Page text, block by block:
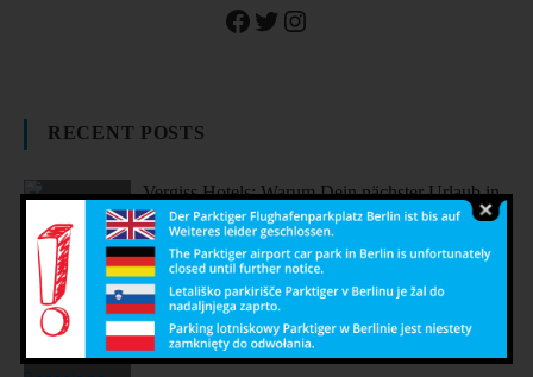
Facebook
TwitterInstagram
RECENT POSTS
Vergiss Hotels: Warum Dein nächster Urlaub in
einem dieser coolen Airbnbs stattfinden sollte.
Sonne, Stil, Sehenswürdigkeiten – So fühlt sich
Barcelona an